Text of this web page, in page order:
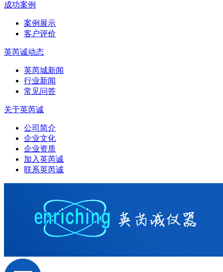
成功案例
案例展示
客户评价
英芮诚动态
英芮城新闻
行业新闻
常见问答
关于英芮诚
公司简介
企业文化
企业资质
加入英芮诚
联系英芮诚